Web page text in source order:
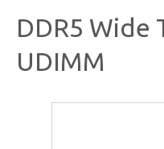
DDR5 Wide
UDIMM